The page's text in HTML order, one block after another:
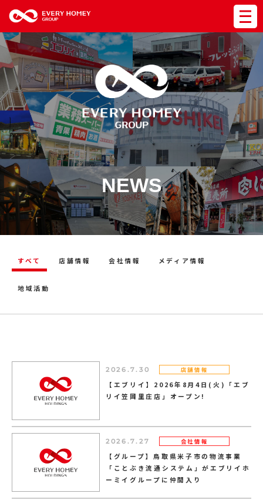
NEWS
すべて 店舗情報 会社情報 メディア情報
地域活動
2026.7.30 店舗情報
【エブリイ】2026年8月4日(火)「エブ
リイ笠岡里庄店」オープン!
2026.7.27 会社情報
【グループ】鳥取県米子市の物流事業
「ことぶき流通システム」がエブリイホ
ーミイグループに仲間入り